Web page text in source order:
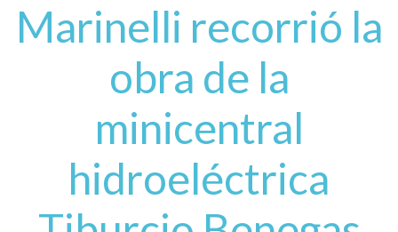
Marinelli recorrió la
obra de la
minicentral
hidroeléctrica